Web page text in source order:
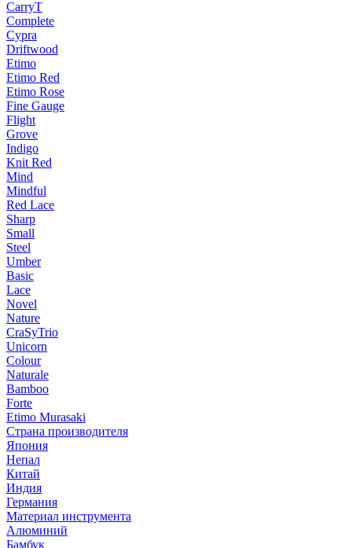
CarryT
Complete
Cypra
Driftwood
Etimo
Etimo Red
Etimo Rose
Fine Gauge
Flight
Grove
Indigo
Knit Red
Mind
Mindful
Red Lace
Sharp
Small
Steel
Umber
Basic
Lace
Novel
Nature
CraSyTrio
Unicorn
Colour
Naturale
Bamboo
Forte
Etimo Murasaki
Страна производителя
Япония
Непал
Китай
Индия
Германия
Материал инструмента
Алюминий
Бамбук